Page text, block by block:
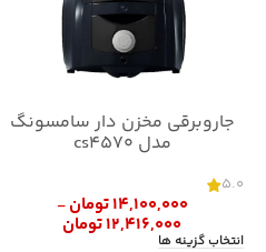
جاروبرقی مخزن دار سامسونگ
مدل cs4570
5.0
۱۴,۱۰۰,۰۰۰تومان –
۱۲,۴۱۶,۰۰۰تومان
انتخاب گزینه ها